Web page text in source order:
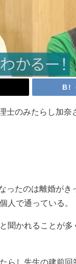
士のみたらし加
ったのは離婚が
人で通っている。
聞かれることが
らし先生の建前